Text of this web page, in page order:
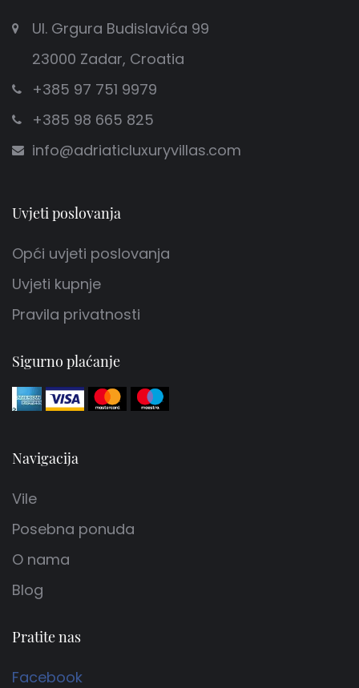
Ul. Grgura Budislavića 99
23000 Zadar, Croatia
+385 97 751 9979
+385 98 665 825
info@adriaticluxuryvillas.com
Uvjeti poslovanja
Opći uvjeti poslovanja
Uvjeti kupnje
Pravila privatnosti
Sigurno plaćanje
Navigacija
Vile
Posebna ponuda
O nama
Blog
Pratite nas
Facebook